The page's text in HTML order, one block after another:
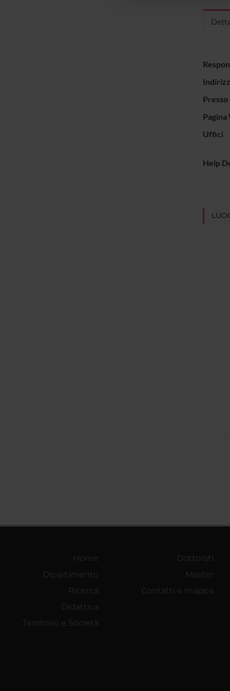
Presso
Pagina
Uffici
Help
Home
Dipartimento
Ricerca
Didattica
Territorio e Società
Dottorati
Master
Contatti e mappa